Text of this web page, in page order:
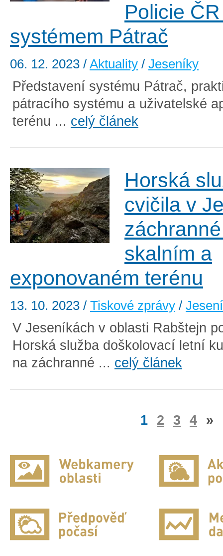
Policie
systémem Pátrač
06. 12. 2023 / Aktuality / Jeseníky
Představení systému Pátrač,
pátracího systému a uživatelské
terénu ... celý článek
Horská
cvičila v
skalním a
exponovaném terénu
13. 10. 2023 / Tiskové zprávy /
V Jeseníkách v oblasti Rabštejn
Horská služba doškolovací letní
na záchranné ... celý článek
1 2 3 4 »